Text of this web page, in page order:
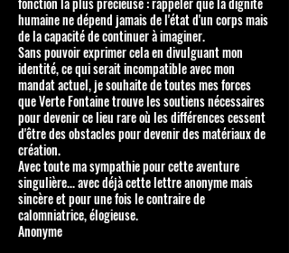
humaine ne dépend jamais de l'état d'un corps mais
de la capacité de continuer à imaginer.
Sans pouvoir exprimer cela en divulguant mon
identité, ce qui serait incompatible avec mon
mandat actuel, je souhaite de toutes mes forces
que Verte Fontaine trouve les soutiens nécessaires
pour devenir ce lieu rare où les différences cessent
d'être des obstacles pour devenir des matériaux de
création.
Avec toute ma sympathie pour cette aventure
singulière... avec déjà cette lettre anonyme mais
sincère et pour une fois le contraire de
calomniatrice, élogieuse.
Anonyme